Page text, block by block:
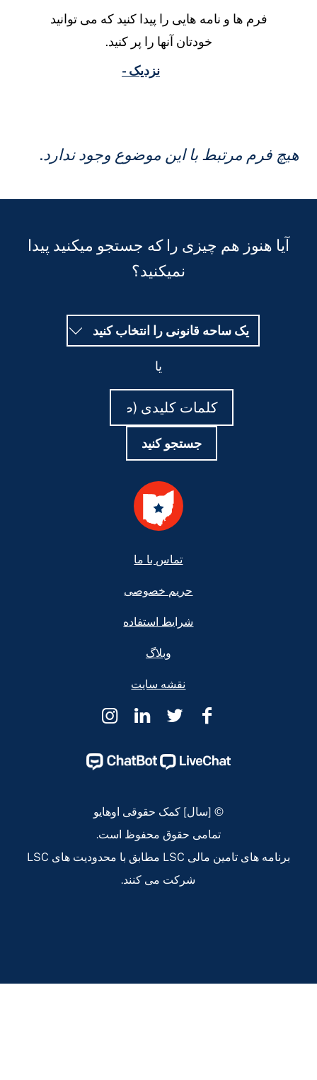
فرم ها و نامه هایی را پیدا کنید که می توانید
خودتان آنها را پر کنید.
نزدیک -
هیچ فرم مرتبط با این موضوع وجود ندارد.
آیا هنوز هم چیزی را که جستجو میکنید پیدا
نمیکنید؟
یک ساحه قانونی را انتخاب کنید
جستجو کنید
تماس با ما
حریم خصوصی
شرایط استفاده
وبلاگ
نقشه سایت
کمک
اوهایو
Page
کمک
اوهایو
Page
کمک
اوهایو
Page
کمک
اوهایو
Page
© [سال] کمک حقوقی اوهایو
تمامی حقوق محفوظ است.
برنامه های تامین مالی LSC مطابق با محدودیت های LSC
شرکت می کنند.